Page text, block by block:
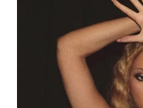
PURWAKARTA
PRIANGAN